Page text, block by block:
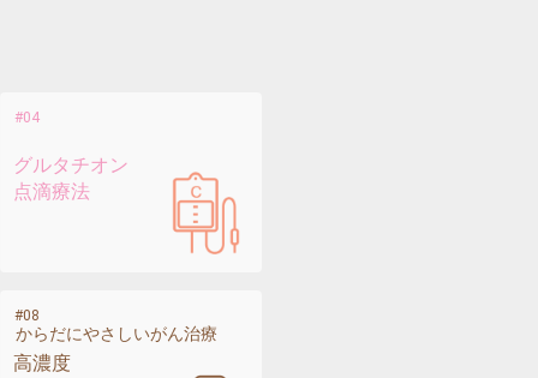
グルタチオン
点滴療法
高濃度
からだにやさしいがん治療